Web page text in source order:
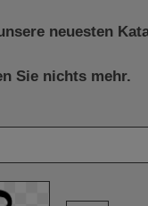
neuesten
Sie nichts mehr.